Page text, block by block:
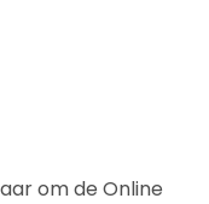
om de Online